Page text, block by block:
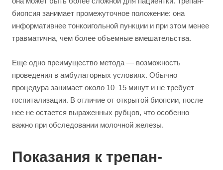
биопсия занимает промежуточное положение: она
информативнее тонкоигольной пункции и при этом менее
травматична, чем более объемные вмешательства.
Еще одно преимущество метода — возможность
проведения в амбулаторных условиях. Обычно
процедура занимает около 10–15 минут и не требует
госпитализации. В отличие от открытой биопсии, после
нее не остается выраженных рубцов, что особенно
важно при обследовании молочной железы.
Показания к трепан-